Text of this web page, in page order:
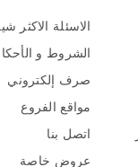
الاسئلة الاكثر
الشروط و
صرف إلكتروني
مواقع الفروع
اتصل بنا
عروض خاصة